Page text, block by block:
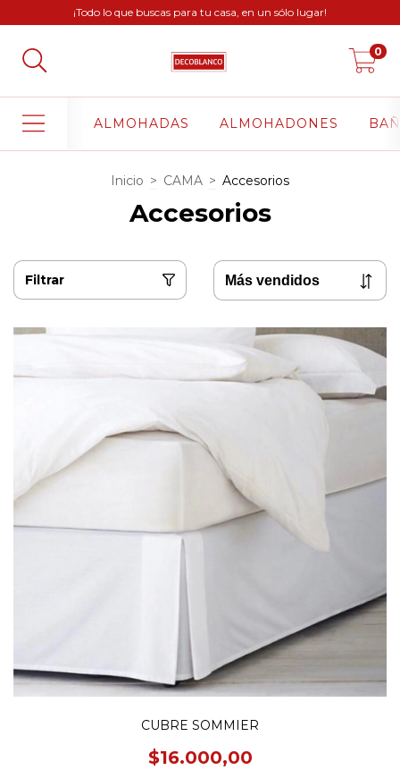
¡Todo lo que buscas para tu casa, en un sólo lugar!
0
ALMOHADAS ALMOHADONES
Inicio > CAMA > Accesorios
Accesorios
Filtrar
CUBRE SOMMIER
$16.000,00